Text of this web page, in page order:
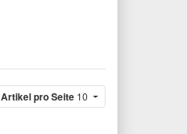
Artikel pro Seite 10